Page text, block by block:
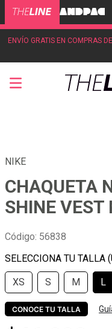
ENVÍO GRATIS EN COMPRAS
NIKE
CHAQUETA
SHINE VEST
Código: 56838
XS S M L
CONOCE TU TALLA